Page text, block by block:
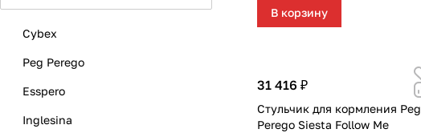
В корзину
31 416 ₽
Стульчик для кормления Peg
Perego Siesta Follow Me
Cybex
Peg Perego
Esspero
Inglesina